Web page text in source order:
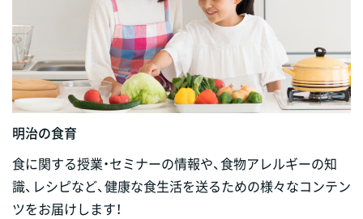
明治の食育
食に関する授業・セミナーの情報や、食物アレルギーの知
識、レシピなど、健康な食生活を送るための様々なコンテン
ツをお届けします！